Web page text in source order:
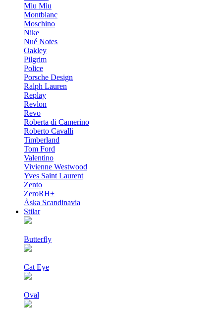
Miu Miu
Montblanc
Moschino
Nike
Nué Notes
Oakley
Pilgrim
Police
Porsche Design
Ralph Lauren
Replay
Revlon
Revo
Roberta di Camerino
Roberto Cavalli
Timberland
Tom Ford
Valentino
Vivienne Westwood
Yves Saint Laurent
Zento
ZeroRH+
Åska Scandinavia
Stilar
Butterfly
Cat Eye
Oval